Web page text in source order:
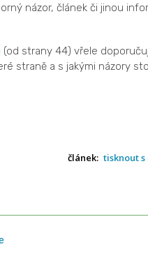
názor, článek či jinou
(od strany 44) vřele
straně a s jakými názory
článek: tisknout